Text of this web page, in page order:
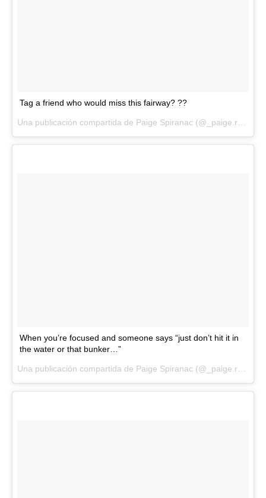
Tag a friend who would miss this fairway? ??
When you’re focused and someone says “just don’t hit it in
the water or that bunker…”